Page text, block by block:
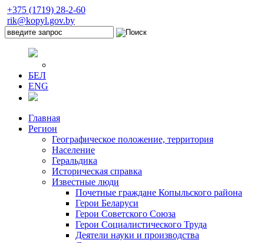
+375 (1719) 28-2-60
rik@kopyl.gov.by
БЕЛ
ENG
Главная
Регион
Географическое положение, территория
Население
Геральдика
Историческая справка
Известные люди
Почетные граждане Копыльского района
Герои Беларуси
Герои Советского Союза
Герои Социалистического Труда
Деятели науки и производства